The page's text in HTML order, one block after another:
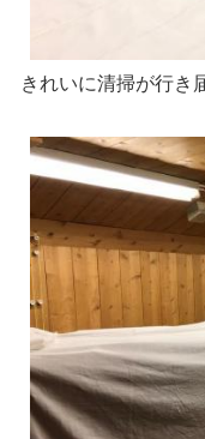
きれいに清掃が行き